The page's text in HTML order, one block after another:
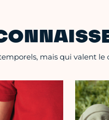
mais qui valent le